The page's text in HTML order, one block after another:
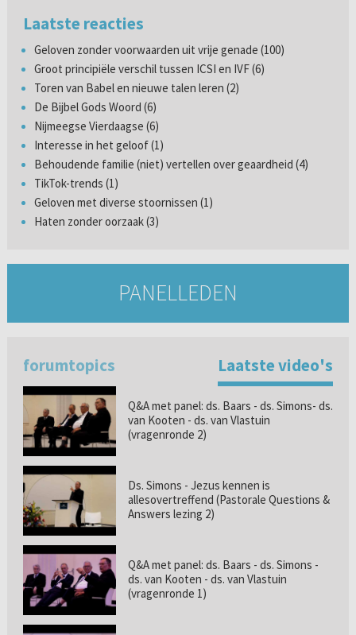
Laatste reacties
Geloven zonder voorwaarden uit vrije genade (100)
Groot principiële verschil tussen ICSI en IVF (6)
Toren van Babel en nieuwe talen leren (2)
De Bijbel Gods Woord (6)
Nijmeegse Vierdaagse (6)
Interesse in het geloof (1)
Behoudende familie (niet) vertellen over geaardheid (4)
TikTok-trends (1)
Geloven met diverse stoornissen (1)
Haten zonder oorzaak (3)
PANELLEDEN
forumtopics Laatste video's
Q&A met panel: ds. Baars - ds. Simons- ds.
van Kooten - ds. van Vlastuin
(vragenronde 2)
Ds. Simons - Jezus kennen is
allesovertreffend (Pastorale Questions &
Answers lezing 2)
Q&A met panel: ds. Baars - ds. Simons -
ds. van Kooten - ds. van Vlastuin
(vragenronde 1)